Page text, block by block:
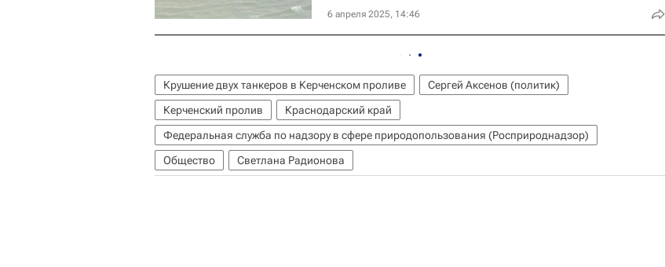
6 апреля 2025, 14:46
Крушение двух танкеров в Керченском проливе
Сергей Аксенов (политик)
Керченский пролив
Краснодарский край
Федеральная служба по надзору в сфере природопользования (Росприроднадзор)
Общество
Светлана Радионова